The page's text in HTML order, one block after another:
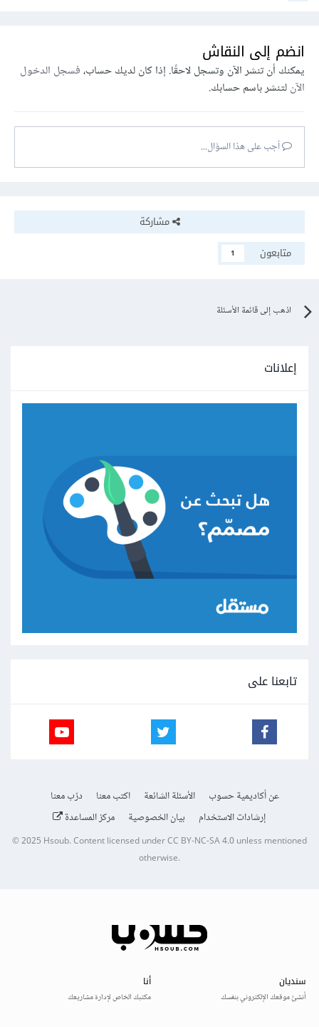
انضم إلى النقاش
يمكنك أن تنشر الآن وتسجل لاحقًا. إذا كان لديك حساب،فسجل الدخول
الآنلتنشر باسم حسابك.
أجب على هذا السؤال...
مشاركة
متابعون
1
اذهب إلى قائمة الأسئلة
إعلانات
تابعنا على
عن أكاديمية حسوب الأسئلة الشائعة اكتب معنا
درّب معنا
إرشادات الاستخدام
بيان الخصوصية مركز المساعدة
© 2025Hsoub.Content licensed underCC BY-NC-SA 4.0unless mentioned
otherwise.